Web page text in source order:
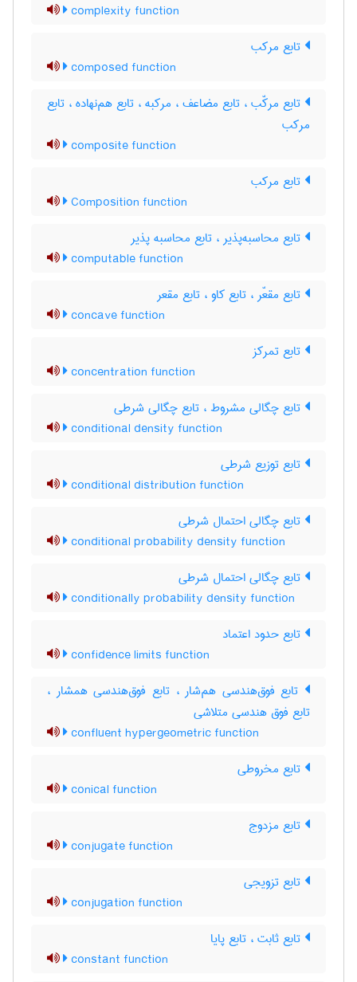
complexity function
تابع مرکب
composed function
تابع مرکّب ، تابع مضاعف ، مرکبه ، تابع هم‌نهاده ، تابع
مرکب
composite function
تابع مرکب
Composition function
تابع محاسبه‌پذیر ، تابع محاسبه پذیر
computable function
تابع مقعّر ، تابع کاو ، تابع مقعر
concave function
تابع تمرکز
concentration function
تابع چگالی مشروط ، تابع چگالی شرطی
conditional density function
تابع توزیع شرطی
conditional distribution function
تابع چگالی احتمال شرطی
conditional probability density function
تابع چگالی احتمال شرطی
conditionally probability density function
تابع حدود اعتماد
confidence limits function
تابع فوق‌هندسی هم‌شار ، تابع فوق‌هندسی همشار ،
تابع فوق هندسی متلاشی
confluent hypergeometric function
تابع مخروطی
conical function
تابع مزدوج
conjugate function
تابع تزویجی
conjugation function
تابع ثابت ، تابع پایا
constant function